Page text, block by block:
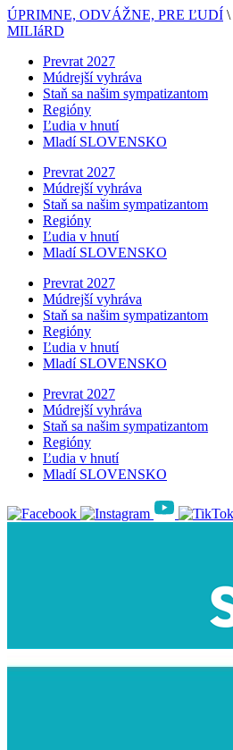
ÚPRIMNE, ODVÁŽNE, PRE ĽUDÍ \
MILIáRD
Prevrat 2027
Múdrejší vyhráva
Staň sa našim sympatizantom
Regióny
Ľudia v hnutí
Mladí SLOVENSKO
Prevrat 2027
Múdrejší vyhráva
Staň sa našim sympatizantom
Regióny
Ľudia v hnutí
Mladí SLOVENSKO
Prevrat 2027
Múdrejší vyhráva
Staň sa našim sympatizantom
Regióny
Ľudia v hnutí
Mladí SLOVENSKO
Prevrat 2027
Múdrejší vyhráva
Staň sa našim sympatizantom
Regióny
Ľudia v hnutí
Mladí SLOVENSKO